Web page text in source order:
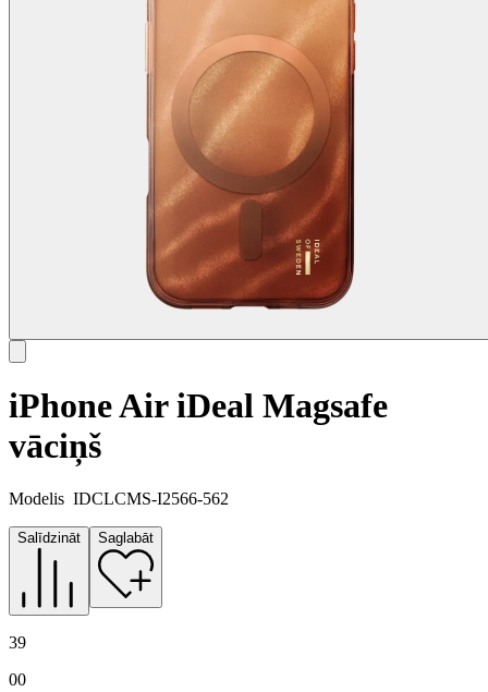
iPhone Air iDeal Magsafe
vāciņš
Modelis IDCLCMS-I2566-562
Salīdzināt Saglabāt
39
00